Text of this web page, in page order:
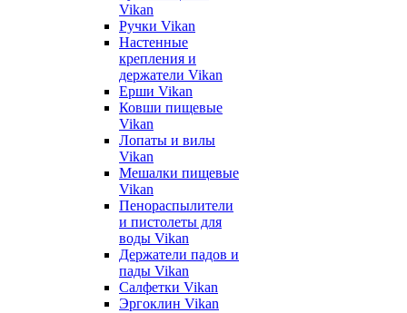
Vikan
Ручки Vikan
Настенные
крепления и
держатели Vikan
Ерши Vikan
Ковши пищевые
Vikan
Лопаты и вилы
Vikan
Мешалки пищевые
Vikan
Пенораспылители
и пистолеты для
воды Vikan
Держатели падов и
пады Vikan
Салфетки Vikan
Эргоклин Vikan